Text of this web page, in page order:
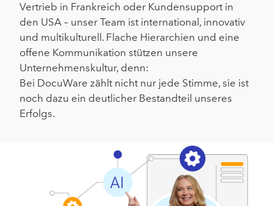
Vertrieb in Frankreich oder Kundensupport in
den USA – unser Team ist international, innovativ
und multikulturell. Flache Hierarchien und eine
offene Kommunikation stützen unsere
Unternehmenskultur, denn:
Bei DocuWare zählt nicht nur jede Stimme, sie ist
noch dazu ein deutlicher Bestandteil unseres
Erfolgs.